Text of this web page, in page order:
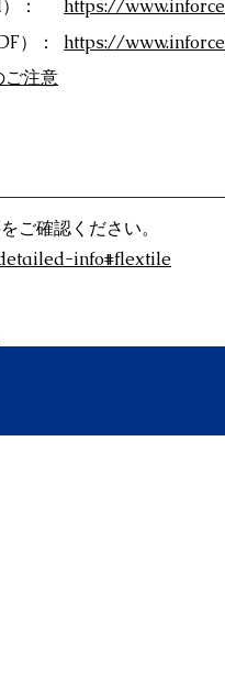
：
）：
https://
https://
ご注意
ご確認ください。
info#flextile